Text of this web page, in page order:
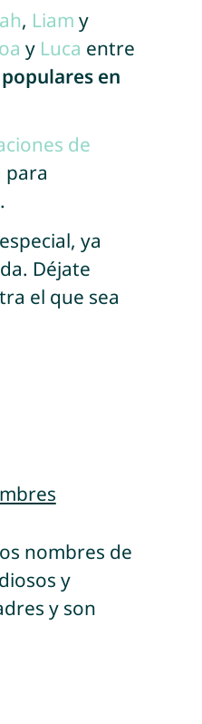
, Liam y
y Luca entre
en
de
para
ya
Déjate
el que sea
nombres de
y
y son